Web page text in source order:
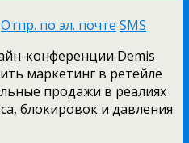
Отпр. по эл. почте SMS
конференции Demis
маркетинг в ретейле
продажи в реалиях
блокировок и давления